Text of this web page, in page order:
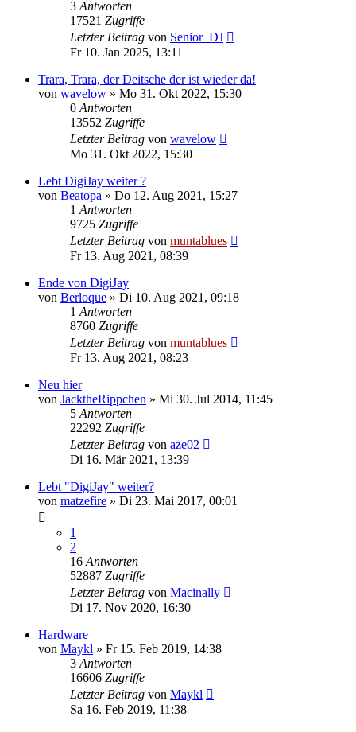
3 Antworten
17521 Zugriffe
Letzter Beitrag von Senior_DJ
Fr 10. Jan 2025, 13:11
Trara, Trara, der Deitsche der ist wieder da!
von wavelow » Mo 31. Okt 2022, 15:30
0 Antworten
13552 Zugriffe
Letzter Beitrag von wavelow
Mo 31. Okt 2022, 15:30
Lebt DigiJay weiter ?
von Beatopa » Do 12. Aug 2021, 15:27
1 Antworten
9725 Zugriffe
Letzter Beitrag von muntablues
Fr 13. Aug 2021, 08:39
Ende von DigiJay
von Berloque » Di 10. Aug 2021, 09:18
1 Antworten
8760 Zugriffe
Letzter Beitrag von muntablues
Fr 13. Aug 2021, 08:23
Neu hier
von JacktheRippchen » Mi 30. Jul 2014, 11:45
5 Antworten
22292 Zugriffe
Letzter Beitrag von aze02
Di 16. Mär 2021, 13:39
Lebt "DigiJay" weiter?
von matzefire » Di 23. Mai 2017, 00:01
1
2
16 Antworten
52887 Zugriffe
Letzter Beitrag von Macinally
Di 17. Nov 2020, 16:30
Hardware
von Maykl » Fr 15. Feb 2019, 14:38
3 Antworten
16606 Zugriffe
Letzter Beitrag von Maykl
Sa 16. Feb 2019, 11:38